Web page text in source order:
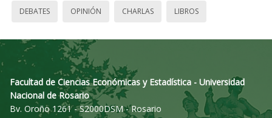
DEBATES OPINIÓN CHARLAS LIBROS
Facultad de Ciencias Económicas y Estadística - Universidad
Nacional de Rosario
Bv. Oroño 1261 - S2000DSM - Rosario